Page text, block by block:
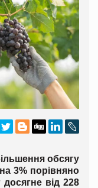
обсягу
3% порівняно
від 228